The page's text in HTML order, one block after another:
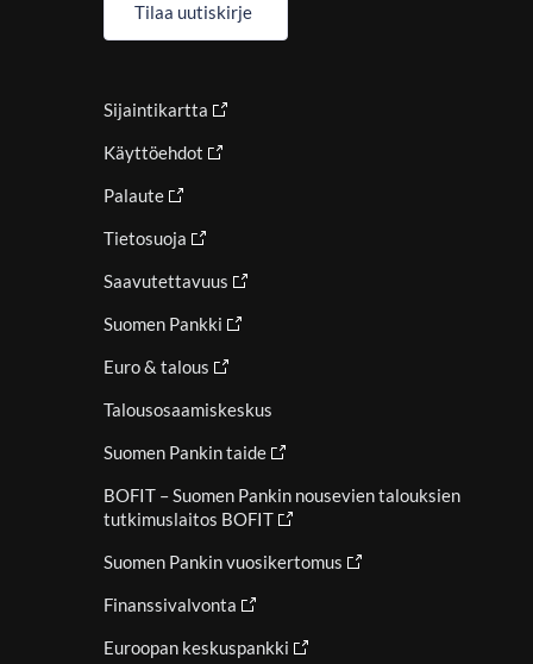
Tilaa uutiskirje
Sijaintikartta
Käyttöehdot
Palaute
Tietosuoja
Saavutettavuus
Suomen Pankki
Euro & talous
Talousosaamiskeskus
Suomen Pankin taide
BOFIT – Suomen Pankin nousevien talouksien
tutkimuslaitos BOFIT
Suomen Pankin vuosikertomus
Finanssivalvonta
Euroopan keskuspankki